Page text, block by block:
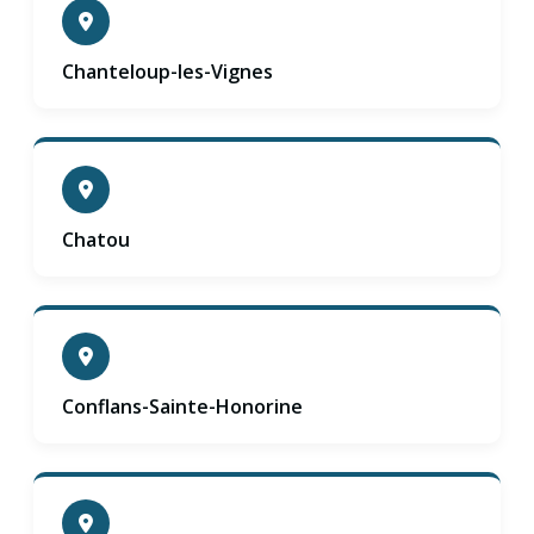
Chanteloup-les-Vignes
Chatou
Conflans-Sainte-Honorine